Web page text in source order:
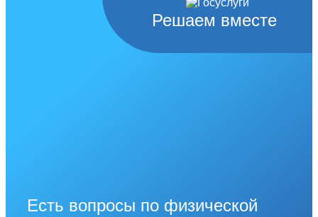
Решаем вместе
Есть вопросы по физической